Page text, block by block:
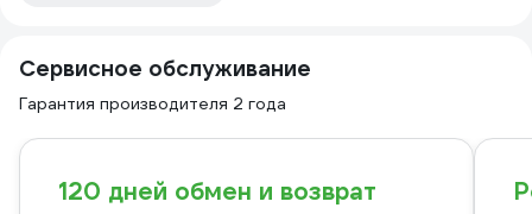
Сервисное обслуживание
Гарантия производителя 2 года
120 дней обмен и возврат